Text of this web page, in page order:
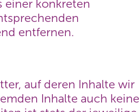
einer konkreten
entfernen.
auf deren Inhalte wir
Inhalte auch keine